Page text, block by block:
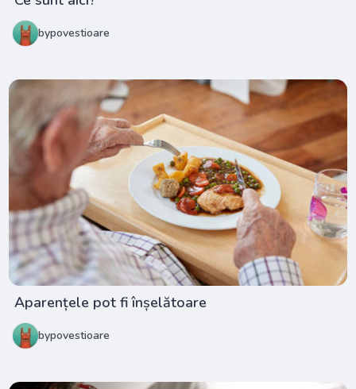
bypovestioare
Aparențele pot fi înșelătoare
bypovestioare